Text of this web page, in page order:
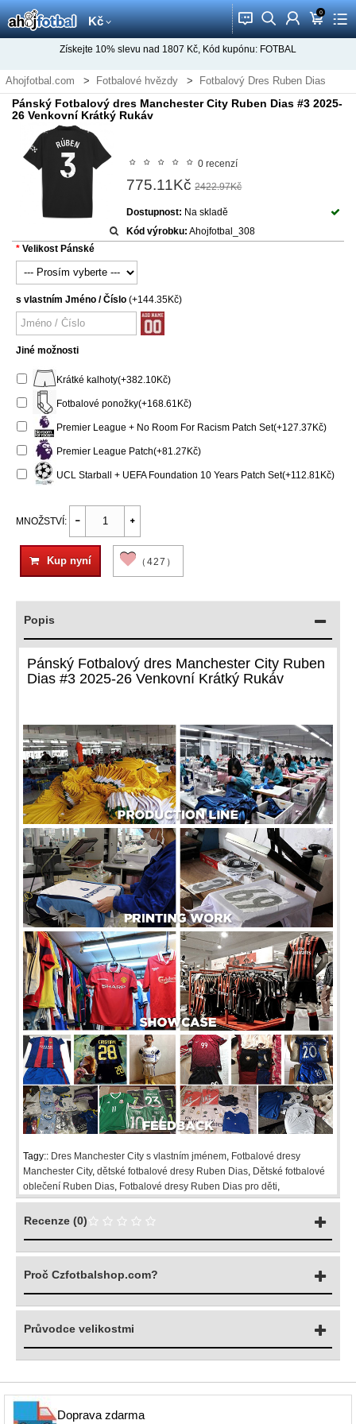
Kč 󰂱 󰂨 󰃳 0
󰃦 󰃖
Získejte 10% slevu nad 1807 Kč, Kód kupónu: FOTBAL
Ahojfotbal.com Fotbalové hvězdy Fotbalový Dres Ruben Dias
Pánský Fotbalový dres Manchester City Ruben Dias #3 2025-
26 Venkovní Krátký Rukáv
0 recenzí
775.11Kč 2422.97Kč
Dostupnost: Na skladě
Kód výrobku: Ahojfotbal_308
Velikost Pánské
s vlastním Jméno / Číslo (+144.35Kč)
Jiné možnosti
Krátké kalhoty(+382.10Kč)
Fotbalové ponožky(+168.61Kč)
Premier League + No Room For Racism Patch Set(+127.37Kč)
Premier League Patch(+81.27Kč)
UCL Starball + UEFA Foundation 10 Years Patch Set(+112.81Kč)
MNOŽSTVÍ:
Kup nyní （427）
Popis
Pánský Fotbalový dres Manchester City Ruben
Dias #3 2025-26 Venkovní Krátký Rukáv
Tagy:: Dres Manchester City s vlastním jménem Fotbalové dresy
Manchester City, dětské fotbalové dresy Ruben Dias Dětské fotbalové
oblečení Ruben Dias Fotbalové dresy Ruben Dias pro děti
Recenze (0)
Proč Czfotbalshop.com?
Průvodce velikostmi
Doprava zdarma